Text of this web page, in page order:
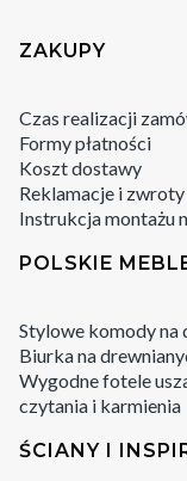
Linki w
ZAKUPY
Czas realizacji
Formy płatności
Koszt dostawy
Reklamacje i zwroty
Instrukcja montażu
POLSKIE
Stylowe komody na
Biurka na
Wygodne fotele
czytania i karmienia
ŚCIANY I